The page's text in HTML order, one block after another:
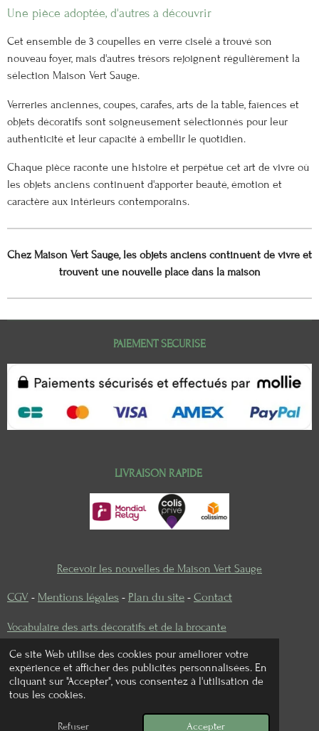
Ce site Web utilise des cookies pour améliorer votre
expérience et afficher des publicités personnalisées. En
cliquant sur "Accepter", vous consentez à l'utilisation de
tous les cookies.
Refuser Accepter
Une pièce adoptée, d'autres à découvrir
Cet ensemble de 3 coupelles en verre ciselé a trouvé son
nouveau foyer, mais d'autres trésors rejoignent régulièrement la
sélection Maison Vert Sauge.
Verreries anciennes, coupes, carafes, arts de la table, faïences et
objets décoratifs sont soigneusement sélectionnés pour leur
authenticité et leur capacité à embellir le quotidien.
Chaque pièce raconte une histoire et perpétue cet art de vivre où
les objets anciens continuent d'apporter beauté, émotion et
caractère aux intérieurs contemporains.
Chez Maison Vert Sauge, les objets anciens continuent de vivre et
trouvent une nouvelle place dans la maison
PAIEMENT SECURISE
LIVRAISON RAPIDE
Recevoir les nouvelles de Maison Vert Sauge
CGV - Mentions légales - Plan du site - Contact
Vocabulaire des arts décoratifs et de la brocante
I
P
Propulsé parWebador